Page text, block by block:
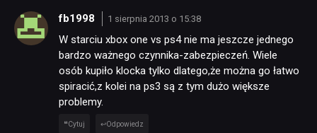
fb1998 1 sierpnia 2013 o 15:38
W starciu xbox one vs ps4 nie ma jeszcze jednego
bardzo ważnego czynnika-zabezpieczeń. Wiele
osób kupiło klocka tylko dlatego,że można go łatwo
spiracić,z kolei na ps3 są z tym dużo większe
problemy.
Cytuj Odpowiedz